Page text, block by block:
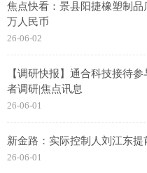
焦点快看：景县阳捷橡塑制
万人民币
26-06-02
【调研快报】通合科技接待
者调研|焦点讯息
26-06-01
新金路：实际控制人刘江东提
26-06-01